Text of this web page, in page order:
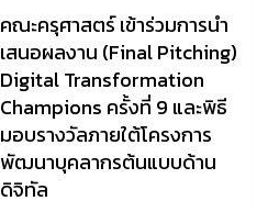
คณะครุศาสตร์ เข้าร่วมการนำ
เสนอผลงาน (Final Pitching)
Digital Transformation
Champions ครั้งที่ 9 และพิธี
มอบรางวัลภายใต้โครงการ
พัฒนาบุคลากรต้นแบบด้าน
ดิจิทัล